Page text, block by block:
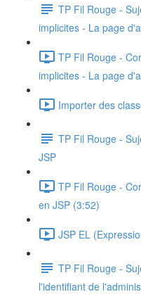
TP Fil Rouge -
implicites - La page
TP Fil Rouge -
implicites - La page
Importer des
TP Fil Rouge -
JSP
TP Fil Rouge -
en JSP (3:52)
JSP EL
TP Fil Rouge -
l'identifiant de